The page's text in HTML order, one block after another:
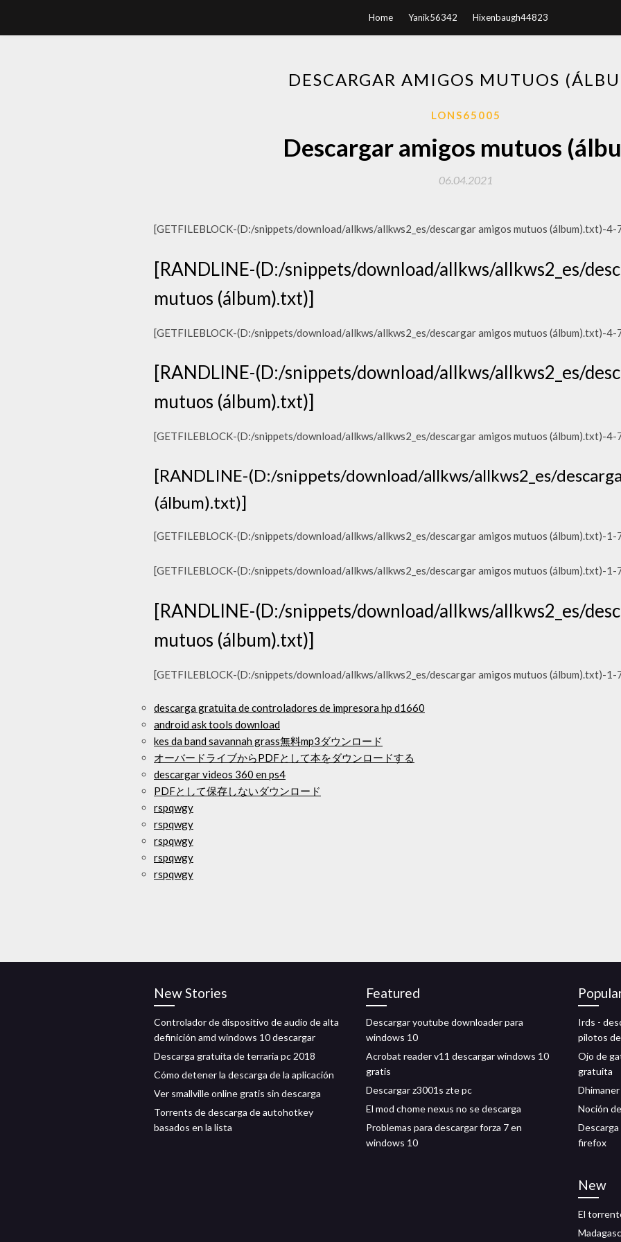
Home Yanik56342 Hixenbaugh44823
DESCARGAR AMIGOS MUTUOS
LONS65005
Descargar amigos mutuos
06.04.2021
[GETFILEBLOCK-(D:/snippets/download/allkws/allkws2_es/descargar amigos mutuos (álbum).txt)-4-
[RANDLINE-(D:/snippets/download/allkws/allkws2_es/
mutuos (álbum).txt)]
[GETFILEBLOCK-(D:/snippets/download/allkws/allkws2_es/descargar amigos mutuos (álbum).txt)-4-
[RANDLINE-(D:/snippets/download/allkws/allkws2_es/
mutuos (álbum).txt)]
[GETFILEBLOCK-(D:/snippets/download/allkws/allkws2_es/descargar amigos mutuos (álbum).txt)-4-
[RANDLINE-(D:/snippets/download/allkws/allkws2_es/
(álbum).txt)]
[GETFILEBLOCK-(D:/snippets/download/allkws/allkws2_es/descargar amigos mutuos (álbum).txt)-1-
[GETFILEBLOCK-(D:/snippets/download/allkws/allkws2_es/descargar amigos mutuos (álbum).txt)-1-
[RANDLINE-(D:/snippets/download/allkws/allkws2_es/
mutuos (álbum).txt)]
[GETFILEBLOCK-(D:/snippets/download/allkws/allkws2_es/descargar amigos mutuos (álbum).txt)-1-
descarga gratuita de controladores de impresora hp d1660
android ask tools download
kes da band savannah grass無料mp3ダウンロード
オーバードライブからPDFとして本をダウンロードする
descargar videos 360 en ps4
PDFとして保存しないダウンロード
rspqwgy
rspqwgy
rspqwgy
rspqwgy
rspqwgy
New Stories
Controlador de dispositivo de audio de alta
definición amd windows 10 descargar
Descarga gratuita de terraria pc 2018
Cómo detener la descarga de la aplicación
Ver smallville online gratis sin descarga
Torrents de descarga de autohotkey
basados ​​en la lista
Featured
Descargar youtube downloader para
windows 10
Acrobat reader v11 descargar windows 10
gratis
Descargar z3001s zte pc
El mod chome nexus no se descarga
Problemas para descargar forza 7 en
windows 10
Irds -
pilotos
Ojo de
gratuita
Noción
firefox
New
El